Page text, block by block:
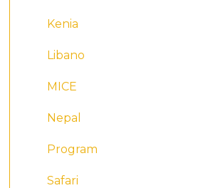
Kenia
Libano
MICE
Nepal
Program
Safari